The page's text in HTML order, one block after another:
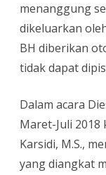
menanggung
dikeluarkan
BH diberikan
tidak dapat
Dalam acara
Maret-Juli 2018
Karsidi, M.S.,
yang diangkat